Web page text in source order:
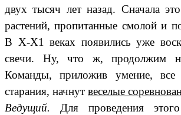
двух тысяч лет назад. Сначала
растений, пропитанные смолой и
В Х-Х1 веках появились уже
свечи. Ну, что ж, продолжим
Команды, приложив умение,
старания, начнут веселые
Ведущий.Для проведения